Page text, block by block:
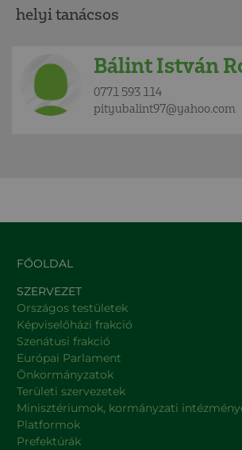
helyi tanácsos
Bálint István
0771 593 114
pityubalint97@yahoo.com
FŐOLDAL
SZERVEZET
Országos testületek
Képviselőházi frakció
Szenátusi frakció
Európai Parlament
Önkormányzatok
Területi szervezetek
Minisztériumok, kormányzati
Platformok
Prefektúrák